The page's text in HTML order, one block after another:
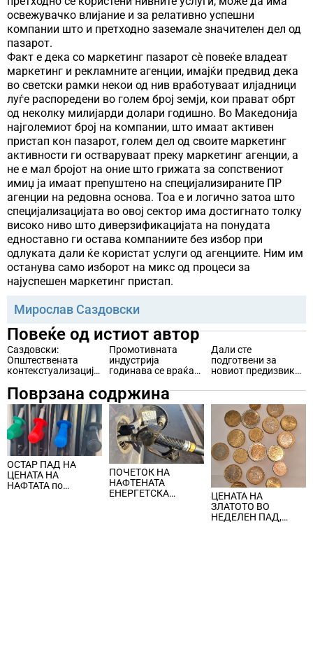
освежувачко влијание и за релативно успешни
компании што и претходно заземале значителен дел од
пазарот.
Факт е дека со маркетинг пазарот сѐ повеќе владеат
маркетинг и рекламните агенции, имајќи предвид дека
во светски рамки некои од нив вработуваат илјадници
луѓе распоредени во голем број земји, кои прават обрт
од неколку милијарди долари годишно. Во Македонија
најголемиот број на компании, што имаат активен
пристап кон пазарот, голем дел од своите маркетинг
активности ги остваруваат преку маркетинг агенции, а
не е мал бројот на оние што грижата за сопствениот
имиџ ја имаат препуштено на специјализираните ПР
агенции на редовна основа. Тоа е и логично затоа што
специјализацијата во овој сектор има достигнато толку
високо ниво што диверзификацијата на понудата
едноставно ги остава компаниите без избор при
одлуката дали ќе користат услуги од агенциите. Ним им
останува само изборот на микс од процеси за
најуспешен маркетинг пристап.
Мирослав Саздовски
Повеќе од истиот автор
Саздовски:
Општествената
контекстуализација
комуникациски
инпут
Промотивната
индустрија
годинава се враќа
Ковид
Дали сте
подготвени за
новиот предизвик
Поврзана содржина
ОСТАР ПАД НА
ЦЕНАТА НА
НАФТАТА по
ПОЧЕТОК НА
НАФТЕНАТА
ЕНЕРГЕТСКА
ЦЕНАТА НА
ЗЛАТОТО ВО
НЕДЕЛЕН ПАД,